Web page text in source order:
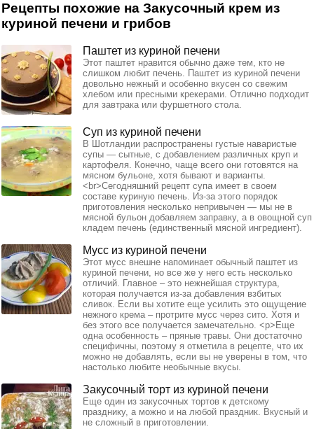
Рецепты похожие на Закусочный крем из
куриной печени и грибов
Паштет из куриной печени
Этот паштет нравится обычно даже тем, кто не
слишком любит печень. Паштет из куриной печени
довольно нежный и особенно вкусен со свежим
хлебом или пресными крекерами. Отлично подходит
для завтрака или фуршетного стола.
Суп из куриной печени
В Шотландии распространены густые наваристые
супы — сытные, с добавлением различных круп и
картофеля. Конечно, чаще всего они готовятся на
мясном бульоне, хотя бывают и варианты.
<br>Сегодняшний рецепт супа имеет в своем
составе куриную печень. Из-за этого порядок
приготовления несколько непривычен — мы не в
мясной бульон добавляем заправку, а в овощной суп
кладем печень (единственный мясной ингредиент).
Мусс из куриной печени
Этот мусс внешне напоминает обычный паштет из
куриной печени, но все же у него есть несколько
отличий. Главное – это нежнейшая структура,
которая получается из-за добавления взбитых
сливок. Если вы хотите еще усилить это ощущение
нежного крема – протрите мусс через сито. Хотя и
без этого все получается замечательно. <p>Еще
одна особенность – пряные травы. Они достаточно
специфичны, поэтому я отметила в рецепте, что их
можно не добавлять, если вы не уверены в том, что
настолько любите необычные вкусы.
Закусочный торт из куриной печени
Еще один из закусочных тортов к детскому
празднику, а можно и на любой праздник. Вкусный и
не сложный в приготовлении.